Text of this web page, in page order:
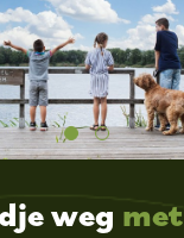
weg met